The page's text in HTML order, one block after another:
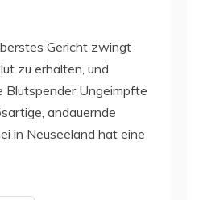
Gericht zwingt
zu erhalten, und
Ungeimpfte
andauernde
in Neuseeland hat eine